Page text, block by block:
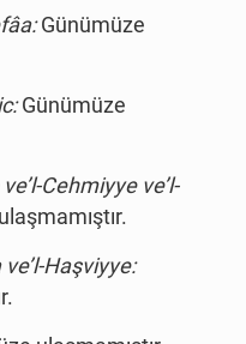
Günümüze
Günümüze
Cehmiyye ve’l-
ve’l-Haşviyye: